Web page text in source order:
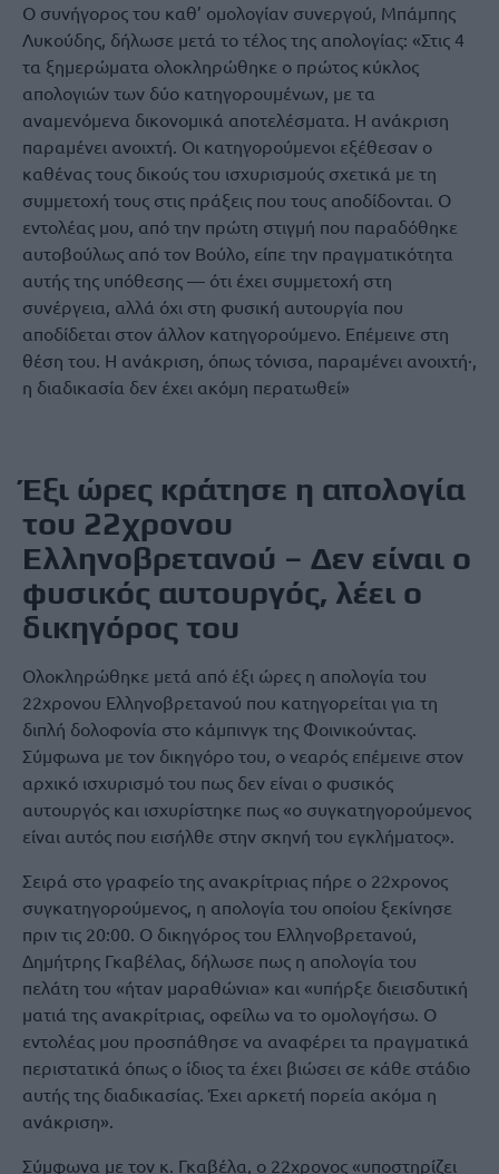
Ο συνήγορος του καθ’ ομολογίαν συνεργού, Μπάμπης
Λυκούδης, δήλωσε μετά το τέλος της απολογίας: «Στις 4
τα ξημερώματα ολοκληρώθηκε ο πρώτος κύκλος
απολογιών των δύο κατηγορουμένων, με τα
αναμενόμενα δικονομικά αποτελέσματα. Η ανάκριση
παραμένει ανοιχτή. Οι κατηγορούμενοι εξέθεσαν ο
καθένας τους δικούς του ισχυρισμούς σχετικά με τη
συμμετοχή τους στις πράξεις που τους αποδίδονται. Ο
εντολέας μου, από την πρώτη στιγμή που παραδόθηκε
αυτοβούλως από τον Βούλο, είπε την πραγματικότητα
αυτής της υπόθεσης — ότι έχει συμμετοχή στη
συνέργεια, αλλά όχι στη φυσική αυτουργία που
αποδίδεται στον άλλον κατηγορούμενο. Επέμεινε στη
θέση του. Η ανάκριση, όπως τόνισα, παραμένει ανοιχτή·,
η διαδικασία δεν έχει ακόμη περατωθεί»
Έξι ώρες κράτησε η απολογία
του 22χρονου
Ελληνοβρετανού – Δεν είναι ο
φυσικός αυτουργός, λέει ο
δικηγόρος του
Ολοκληρώθηκε μετά από έξι ώρες η απολογία του
22χρονου Ελληνοβρετανού που κατηγορείται για τη
διπλή δολοφονία στο κάμπινγκ της Φοινικούντας.
Σύμφωνα με τον δικηγόρο του, ο νεαρός επέμεινε στον
αρχικό ισχυρισμό του πως δεν είναι ο φυσικός
αυτουργός και ισχυρίστηκε πως «ο συγκατηγορούμενος
είναι αυτός που εισήλθε στην σκηνή του εγκλήματος».
Σειρά στο γραφείο της ανακρίτριας πήρε ο 22χρονος
συγκατηγορούμενος, η απολογία του οποίου ξεκίνησε
πριν τις 20:00. Ο δικηγόρος του Ελληνοβρετανού,
Δημήτρης Γκαβέλας, δήλωσε πως η απολογία του
πελάτη του «ήταν μαραθώνια» και «υπήρξε διεισδυτική
ματιά της ανακρίτριας, οφείλω να το ομολογήσω. Ο
εντολέας μου προσπάθησε να αναφέρει τα πραγματικά
περιστατικά όπως ο ίδιος τα έχει βιώσει σε κάθε στάδιο
αυτής της διαδικασίας. Έχει αρκετή πορεία ακόμα η
ανάκριση».
Σύμφωνα με τον κ. Γκαβέλα, ο 22χρονος «υποστηρίζει